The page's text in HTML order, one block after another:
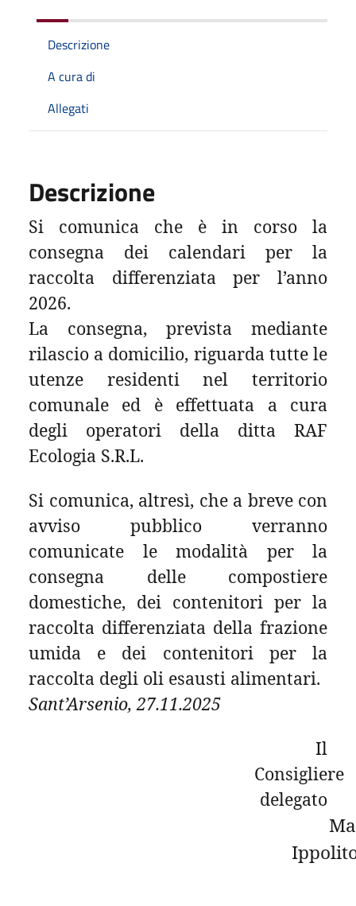
Descrizione
A cura di
Allegati
Descrizione
Si comunica che è in corso la
consegna dei calendari per la
raccolta differenziata per l’anno
2026.
La consegna, prevista mediante
rilascio a domicilio, riguarda tutte le
utenze residenti nel territorio
comunale ed è effettuata a cura
degli operatori della ditta RAF
Ecologia S.R.L.
Si comunica, altresì, che a breve con
avviso pubblico verranno
comunicate le modalità per la
consegna delle compostiere
domestiche, dei contenitori per la
raccolta differenziata della frazione
umida e dei contenitori per la
raccolta degli oli esausti alimentari.
Sant’Arsenio, 27.11.2025
Il
Consigliere
delegato